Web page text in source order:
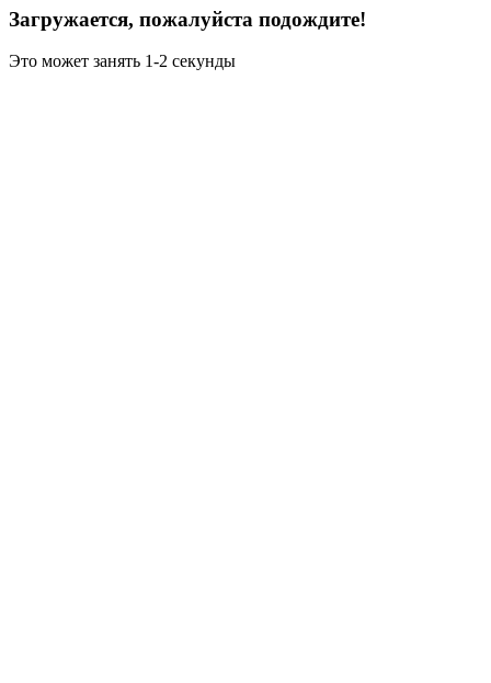
Загружается, пожалуйста подождите!
Это может занять 1-2 секунды